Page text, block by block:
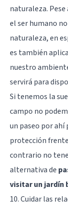
naturaleza. Pese
el ser humano
naturaleza, en
es también
nuestro
servirá para
Si tenemos la
campo no
un paseo por ahí
protección
contrario no
alternativa de
visitar un jardín
10. Cuidar las